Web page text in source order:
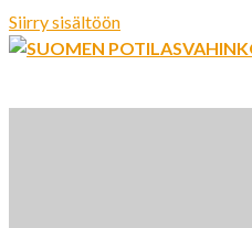
Siirry sisältöön